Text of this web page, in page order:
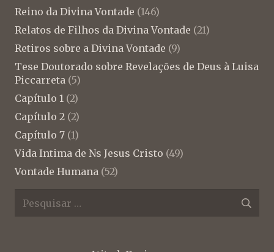
Reino da Divina Vontade (146)
Relatos de Filhos da Divina Vontade (21)
Retiros sobre a Divina Vontade (9)
Tese Doutorado sobre Revelações de Deus à Luisa
Piccarreta (5)
Capítulo 1 (2)
Capítulo 2 (2)
Capítulo 7 (1)
Vida Intima de Ns Jesus Cristo (49)
Vontade Humana (52)
Pesquisar